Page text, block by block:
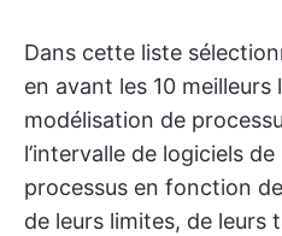
Dans cette liste
en avant les 10 meilleurs
modélisation de
l’intervalle de logiciels
processus en fonction
de leurs limites, de leurs